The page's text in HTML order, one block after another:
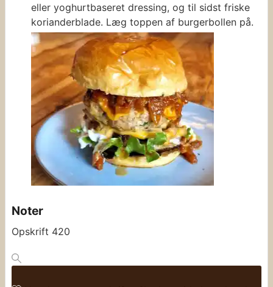
eller yoghurtbaseret dressing, og til sidst friske
korianderblade. Læg toppen af burgerbollen på.
Noter
Opskrift 420